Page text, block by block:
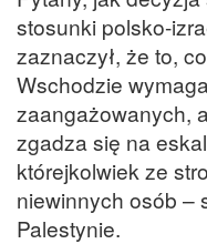
stosunki polsko-
zaznaczył, że to,
Wschodzie
zaangażowanych,
zgadza się na
którejkolwiek ze
niewinnych osób –
Palestynie.